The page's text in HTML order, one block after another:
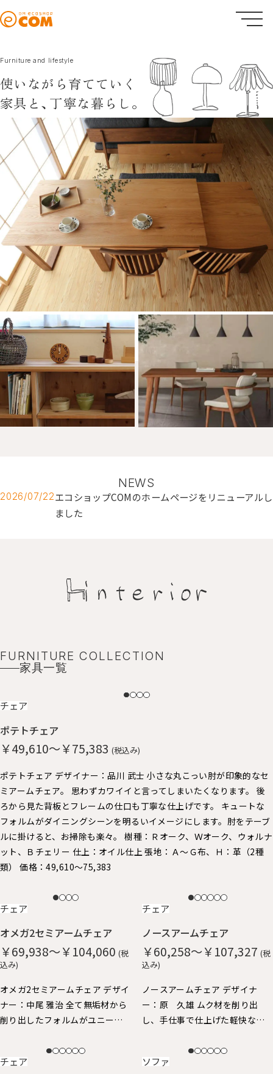
Furniture and lifestyle
使いながら育てていく
家具と、丁寧な暮らし。
NEWS
2026/07/22エコショップCOMのホームページをリニューアルし
ました
FURNITURE COLLECTION
家具一覧
NEW
チェア
ポテトチェア
￥49,610～￥75,383 (税込み)
ポテトチェア デザイナー：品川 武士 小さな丸こっい肘が印象的なセ
ミアームチェア。 思わずカワイイと言ってしまいたくなります。 後
ろから見た背板とフレームの仕口も丁寧な仕上げです。 キュートな
フォルムがダイニングシーンを明るいイメージにします。 ​肘をテーブ
ルに掛けると、お掃除も楽々。 樹種：Ｒオーク、Ｗオーク、ウォルナ
ット、Ｂチェリー 仕上：オイル仕上 張地：Ａ～Ｇ布、Ｈ：革（2種
類） 価格：49,610～75,383
NEW
チェア
オメガ2セミアームチェア
￥69,938～￥104,060 (税
込み)
オメガ2セミアームチェア デザイ
ナー：中尾 雅治 全て無垢材から
削り出したフォルムがユニーク
りが優しい手触り。ゆったりと
した座り心地。 身体を包み込む
NEW
チェア
ノースアームチェア
￥60,258～￥107,327 (税
込み)
ノースアームチェア デザイナ
ー：原 久雄 ムク材を削り出
し、手仕事で仕上げた軽快なイ
な手触りと、ギリギリまで細身に
仕上げたフォルムが特徴で、 ア
NEW
チェア NEW
ソファ